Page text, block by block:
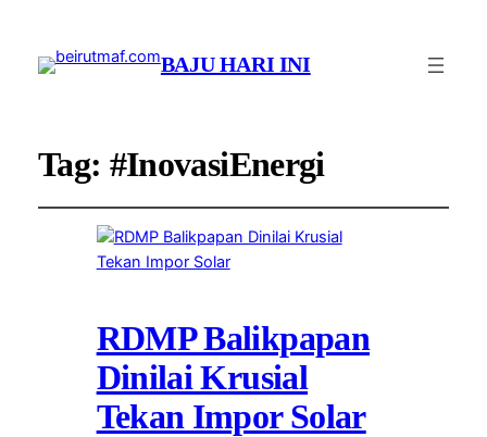
BAJU HARI INI
Tag: #InovasiEnergi
RDMP Balikpapan
Dinilai Krusial
Tekan Impor Solar